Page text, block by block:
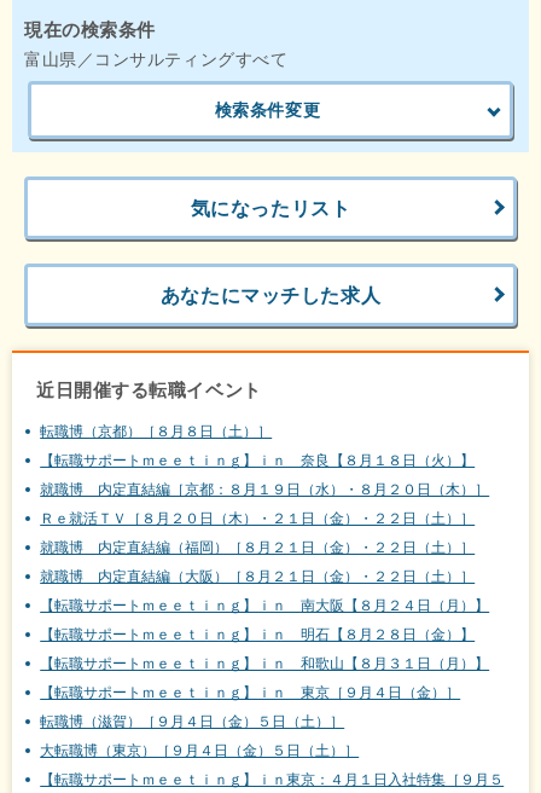
現在の検索条件
富山県／コンサルティングすべて
検索条件変更
気になったリスト
あなたにマッチした求人
近日開催する転職イベント
転職博（京都）［８月８日（土）］
【転職サポートｍｅｅｔｉｎｇ】ｉｎ 奈良【８月１８日（火）】
就職博 内定直結編［京都：８月１９日（水）・８月２０日（木）］
Ｒｅ就活ＴＶ［８月２０日（木）・２１日（金）・２２日（土）］
就職博 内定直結編（福岡）［８月２１日（金）・２２日（土）］
就職博 内定直結編（大阪）［８月２１日（金）・２２日（土）］
【転職サポートｍｅｅｔｉｎｇ】ｉｎ 南大阪【８月２４日（月）】
【転職サポートｍｅｅｔｉｎｇ】ｉｎ 明石【８月２８日（金）】
【転職サポートｍｅｅｔｉｎｇ】ｉｎ 和歌山【８月３１日（月）】
【転職サポートｍｅｅｔｉｎｇ】ｉｎ 東京［９月４日（金）］
転職博（滋賀）［９月４日（金）５日（土）］
大転職博（東京）［９月４日（金）５日（土）］
【転職サポートｍｅｅｔｉｎｇ】ｉｎ東京：４月１日入社特集［９月５